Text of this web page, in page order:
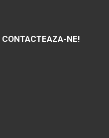
CONTACTEAZA-NE!